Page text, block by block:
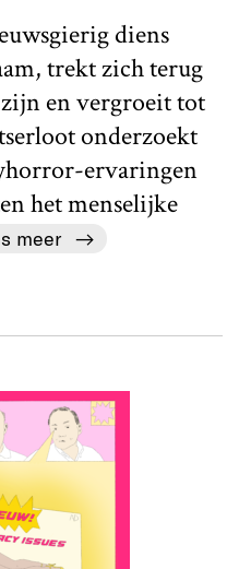
diens
trekt zich terug
en vergroeit tot
onderzoekt
ervaringen
het menselijke
meer